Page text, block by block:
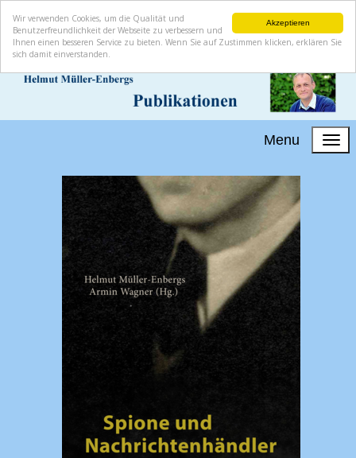
Akzeptieren
Wir verwenden Cookies, um die Qualität und
Benutzerfreundlichkeit der Webseite zu verbessern und
Ihnen einen besseren Service zu bieten. Wenn Sie auf Zustimmen klicken, erklären Sie
sich damit einverstanden.
Menu